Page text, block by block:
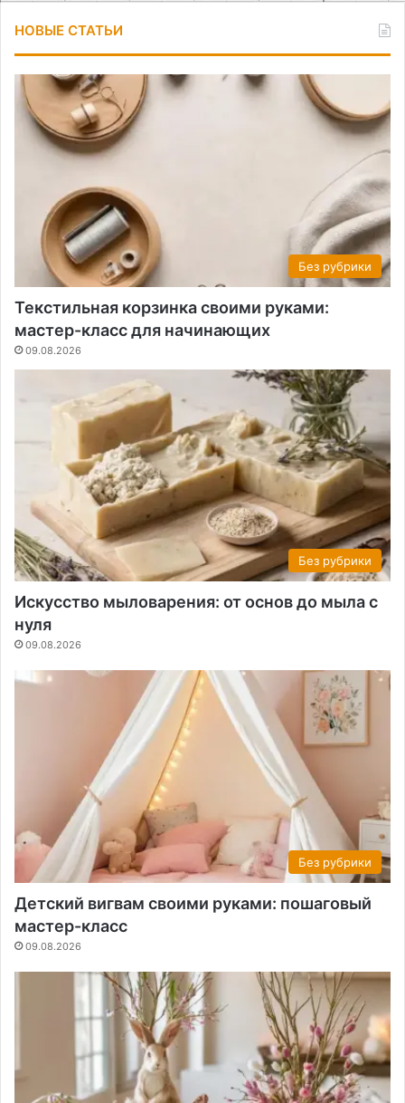
НОВЫЕ СТАТЬИ
Без рубрики
Текстильная корзинка своими руками:
мастер-класс для начинающих
09.08.2026
Без рубрики
Искусство мыловарения: от основ до мыла с
нуля
09.08.2026
Без рубрики
Детский вигвам своими руками: пошаговый
мастер-класс
09.08.2026